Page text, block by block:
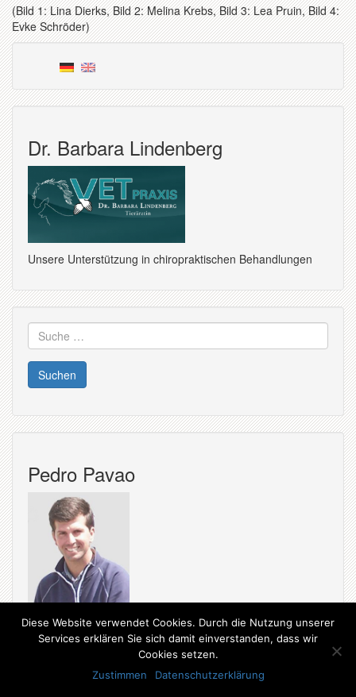
(Bild 1: Lina Dierks, Bild 2: Melina Krebs, Bild 3: Lea Pruin, Bild 4:
Evke Schröder)
Dr. Barbara Lindenberg
Unsere Unterstützung in chiropraktischen Behandlungen
Suche
nach:
Pedro Pavao
Diese Website verwendet Cookies. Durch die Nutzung unserer
Services erklären Sie sich damit einverstanden, dass wir
Cookies setzen.
Zustimmen
Datenschutzerklärung